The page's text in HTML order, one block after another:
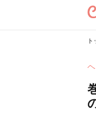
ト